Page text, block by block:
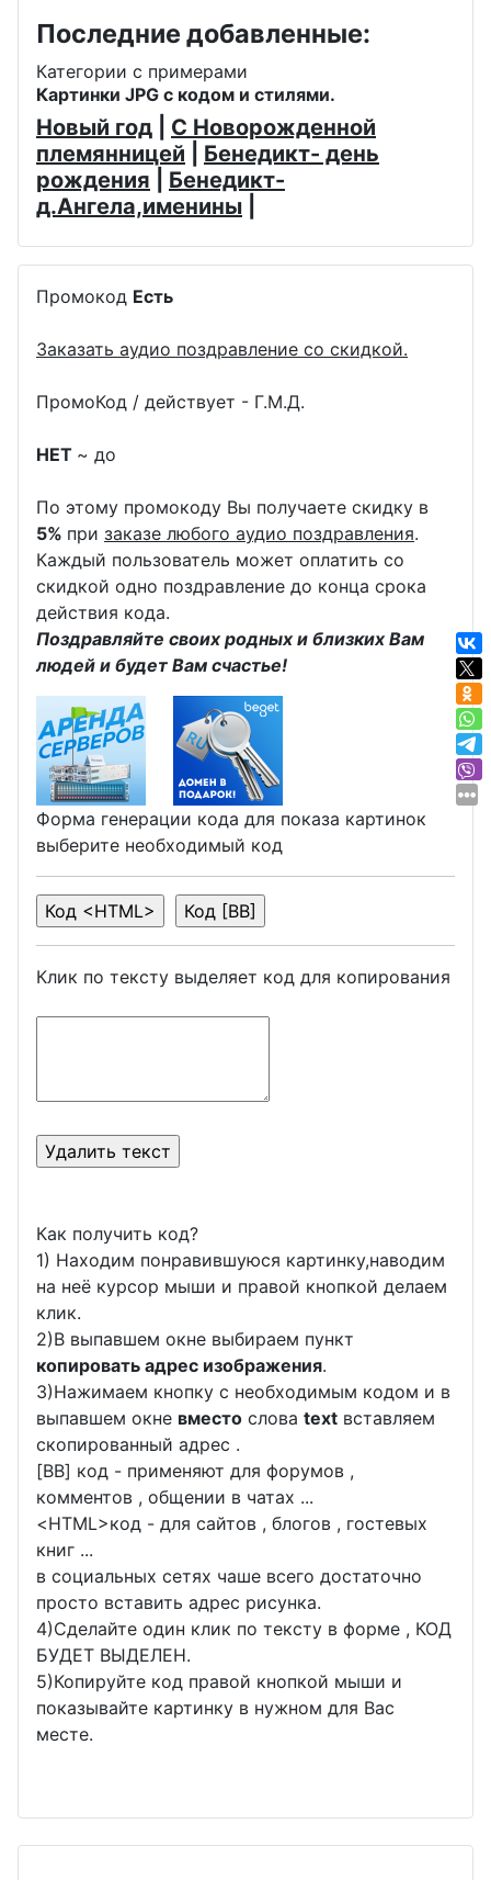
Последние добавленные:
Категории с примерами
Картинки JPG с кодом и стилями.
Новый год
С Новорожденной
племянницей
Бенедикт- день
рождения
Бенедикт-
д.Ангела,именины
Промокод Есть
Заказать аудио поздравление со скидкой.
ПромоКод / действует - Г.М.Д.
НЕТ ~ до
По этому промокоду Вы получаете скидку в
5% при заказе любого аудио поздравления.
Каждый пользователь может оплатить со
скидкой одно поздравление до конца срока
действия кода.
Поздравляйте своих родных и близких Вам
людей и будет Вам счастье!
Форма генерации кода для показа картинок
выберите необходимый код
Клик по тексту выделяет код для копирования
Как получить код?
1) Находим понравившуюся картинку,наводим
на неё курсор мыши и правой кнопкой делаем
клик.
2)В выпавшем окне выбираем пункт
копировать адрес изображения.
3)Нажимаем кнопку с необходимым кодом и в
выпавшем окне вместо слова text вставляем
скопированный адрес .
[BB] код - применяют для форумов ,
комментов , общении в чатах ...
<HTML>код - для сайтов , блогов , гостевых
книг ...
в социальных сетях чаше всего достаточно
просто вставить адрес рисунка.
4)Сделайте один клик по тексту в форме , КОД
БУДЕТ ВЫДЕЛЕН.
5)Копируйте код правой кнопкой мыши и
показывайте картинку в нужном для Вас
месте.